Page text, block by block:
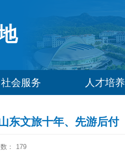
社会服务 人才培养
东文旅十年、先游后付
： 179